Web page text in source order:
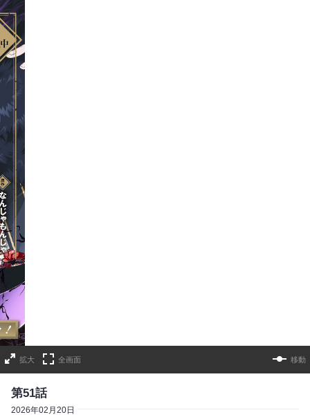
拡大 全画面 移動
第51話
2026年02月20日